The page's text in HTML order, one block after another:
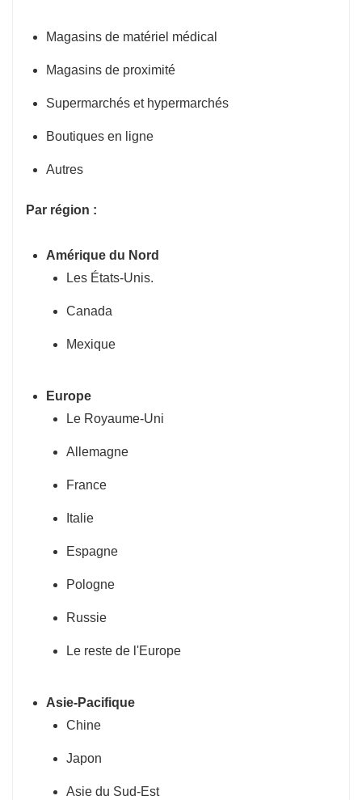
Magasins de matériel médical
Magasins de proximité
Supermarchés et hypermarchés
Boutiques en ligne
Autres
Par région :
Amérique du Nord
Les États-Unis.
Canada
Mexique
Europe
Le Royaume-Uni
Allemagne
France
Italie
Espagne
Pologne
Russie
Le reste de l'Europe
Asie-Pacifique
Chine
Japon
Asie du Sud-Est